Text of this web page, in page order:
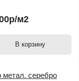
/м2
В корзину
серебро